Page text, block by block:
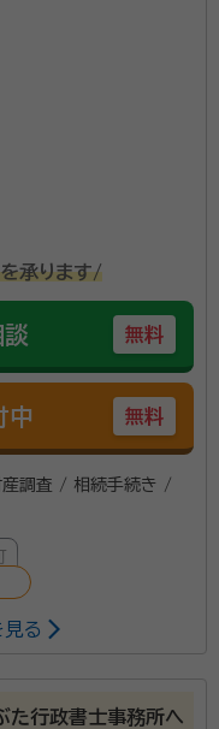
ります。
ョン管理士、宅地建物取
承ります/
無料
中 無料
調査 / 相続手続き /
る
た行政書士事務所へ